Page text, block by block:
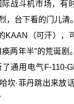
际战斗机市场，有
台下看的门儿清
KAAN（可汗），
两年半”的荒诞剧
通用电气F-110-
坎·菲丹跳出来放